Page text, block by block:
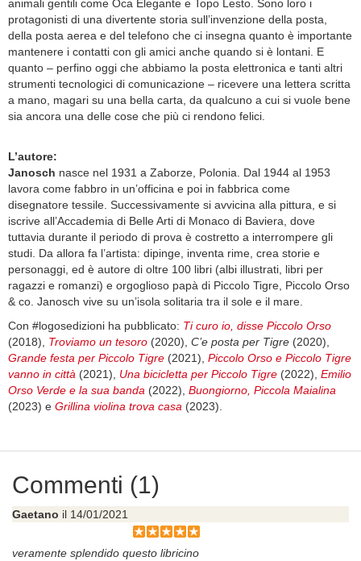
animali gentili come Oca Elegante e Topo Lesto. Sono loro i
protagonisti di una divertente storia sull’invenzione della posta,
della posta aerea e del telefono che ci insegna quanto è importante
mantenere i contatti con gli amici anche quando si è lontani. E
quanto – perfino oggi che abbiamo la posta elettronica e tanti altri
strumenti tecnologici di comunicazione – ricevere una lettera scritta
a mano, magari su una bella carta, da qualcuno a cui si vuole bene
sia ancora una delle cose che più ci rendono felici.
L’autore:
Janosch nasce nel 1931 a Zaborze, Polonia. Dal 1944 al 1953
lavora come fabbro in un’officina e poi in fabbrica come
disegnatore tessile. Successivamente si avvicina alla pittura, e si
iscrive all’Accademia di Belle Arti di Monaco di Baviera, dove
tuttavia durante il periodo di prova è costretto a interrompere gli
studi. Da allora fa l’artista: dipinge, inventa rime, crea storie e
personaggi, ed è autore di oltre 100 libri (albi illustrati, libri per
ragazzi e romanzi) e orgoglioso papà di Piccolo Tigre, Piccolo Orso
& co. Janosch vive su un’isola solitaria tra il sole e il mare.
Con #logosedizioni ha pubblicato: Ti curo io, disse Piccolo Orso
(2018), Troviamo un tesoro (2020), C’e posta per Tigre (2020),
Grande festa per Piccolo Tigre (2021), Piccolo Orso e Piccolo Tigre
vanno in città (2021), Una bicicletta per Piccolo Tigre (2022), Emilio
Orso Verde e la sua banda (2022), Buongiorno, Piccola Maialina
(2023) e Grillina violina trova casa (2023).
Commenti (1)
Gaetano il 14/01/2021
veramente splendido questo libricino